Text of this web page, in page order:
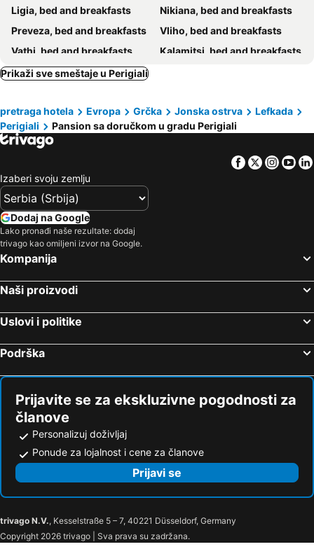
Ligia, bed and breakfasts
Nikiana, bed and breakfasts
Preveza, bed and breakfasts
Vliho, bed and breakfasts
Vathi, bed and breakfasts
Kalamitsi, bed and breakfasts
Geni, bed and breakfasts
Prikaži sve smeštaje u Perigiali
pretraga hotela Evropa Grčka Jonska ostrva
Lefkada
Perigiali
Pansion sa doručkom u gradu Perigiali
Facebook
Twitter
Izaberi svoju zemlju
Dodaj na Google
Lako pronađi naše rezultate: dodaj
trivago kao omiljeni izvor na Google.
Kompanija
Naši proizvodi
Uslovi i politike
Podrška
Prijavite se za ekskluzivne pogodnosti za
članove
Personalizuj doživljaj
Ponude za lojalnost i cene za članove
Prijavi se
trivago N.V., Kesselstraße 5 – 7, 40221 Düsseldorf, Germany
Copyright 2026 trivago | Sva prava su zadržana.